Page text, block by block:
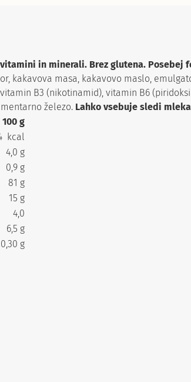
vitamini in minerali. Brez glutena.
kakavova masa, kakavovo maslo,
B3 (nikotinamid), vitamin B6
železo. Lahko vsebuje sledi
100 g
kcal
4,0 g
0,9 g
81 g
15 g
4,0
6,5 g
0,30 g